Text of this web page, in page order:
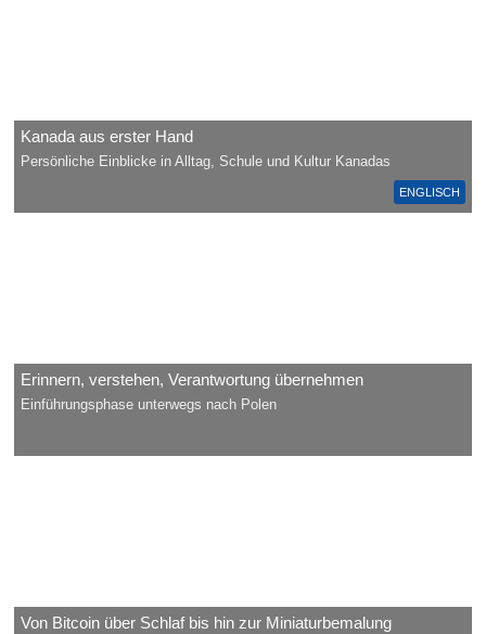
ENGLISCH
Kanada aus erster Hand
Persönliche Einblicke in Alltag, Schule und Kultur Kanadas
Erinnern, verstehen, Verantwortung übernehmen
Einführungsphase unterwegs nach Polen
Von Bitcoin über Schlaf bis hin zur Miniaturbemalung